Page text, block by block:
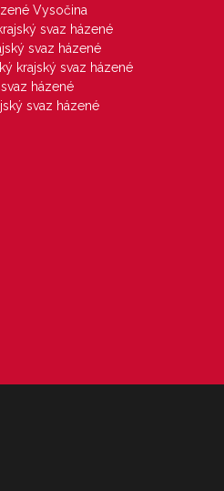
Vysočina
svaz házené
svaz házené
krajský svaz házené
házené
svaz házené